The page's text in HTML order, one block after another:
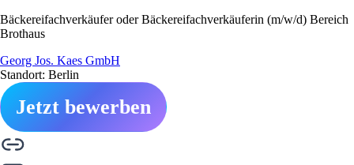
Bäckereifachverkäufer oder Bäckereifachverkäuferin (m/w/d) Bereich
Brothaus
Georg Jos. Kaes GmbH
Standort: Berlin
Jetzt bewerben